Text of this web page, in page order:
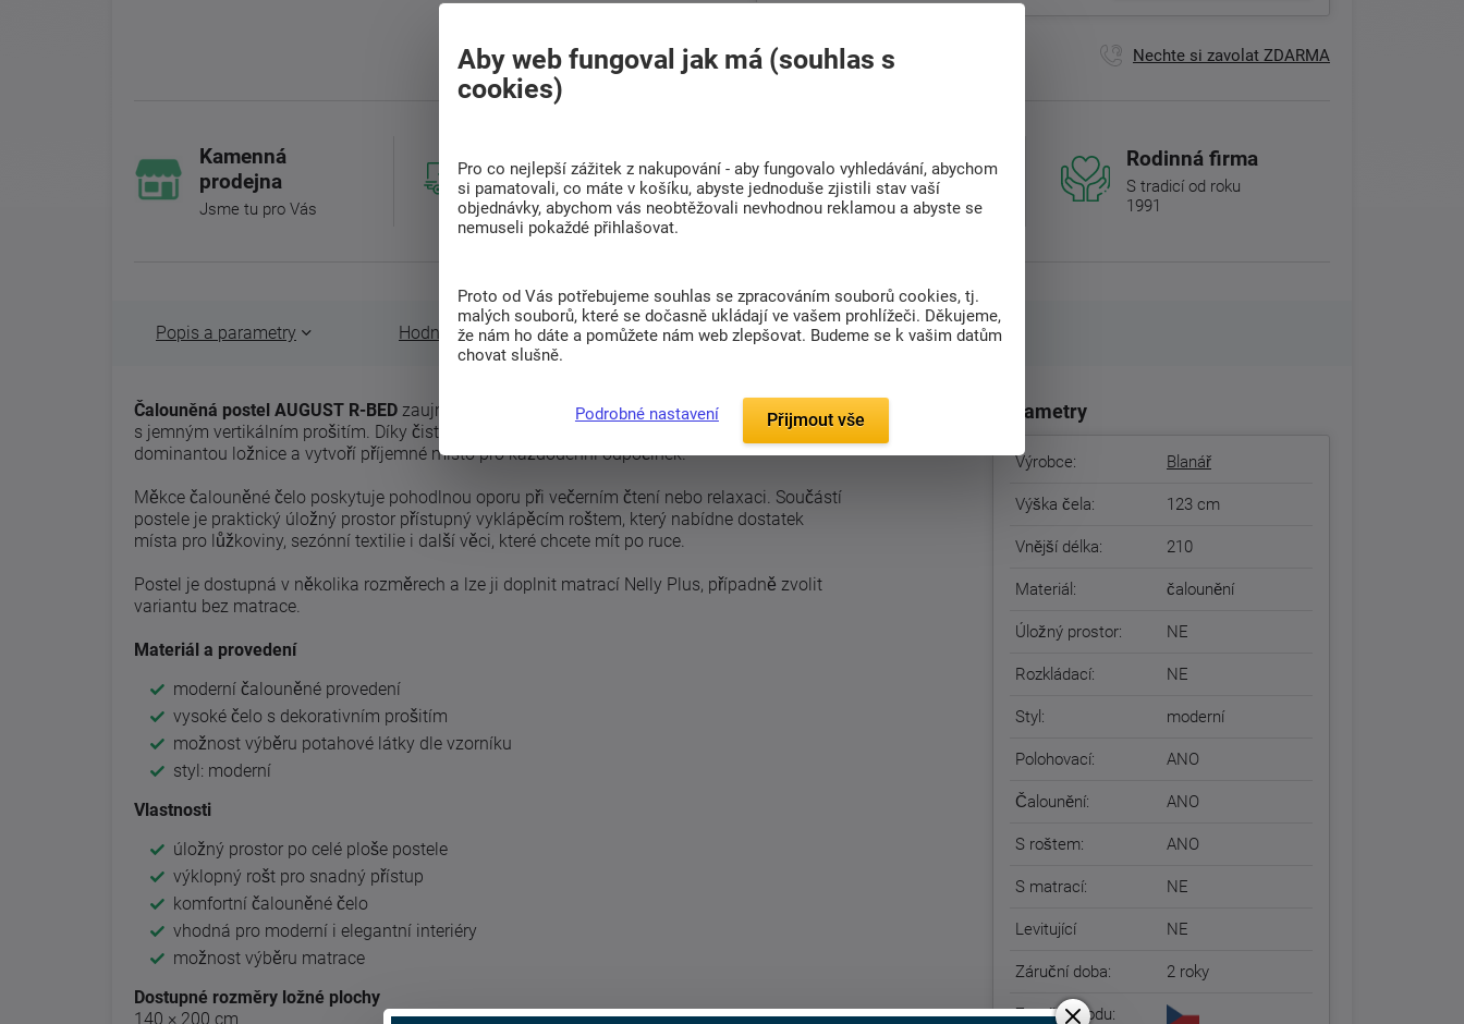
+420511 146 748
Po-Pá 8:00 - 17:00 hod.
Nechte si zavolat ZDARMA
Kamenná
prodejna
Jsme tu pro Vás
ZDARMA
Při nákupu nad 6 000
Kč
Rádi poradíme s
výběrem
Najděte vhodnou matraci
Rodinná firma
S tradicí od roku
1991
Popis a parametry Hodnocení (0)
Čalouněná postel AUGUST R-BED zaujme elegantním vzhledem a výrazným vysokým čelem
s jemným vertikálním prošitím. Díky čistým liniím a modernímu designu se snadno stane
dominantou ložnice a vytvoří příjemné místo pro každodenní odpočinek.
Měkce čalouněné čelo poskytuje pohodlnou oporu při večerním čtení nebo relaxaci. Součástí
postele je praktický úložný prostor přístupný vyklápěcím roštem, který nabídne dostatek
místa pro lůžkoviny, sezónní textilie i další věci, které chcete mít po ruce.
Postel je dostupná v několika rozměrech a lze ji doplnit matrací Nelly Plus, případně zvolit
variantu bez matrace.
Materiál a provedení
moderní čalouněné provedení
vysoké čelo s dekorativním prošitím
možnost výběru potahové látky dle vzorníku
styl: moderní
Vlastnosti
úložný prostor po celé ploše postele
výklopný rošt pro snadný přístup
komfortní čalouněné čelo
vhodná pro moderní i elegantní interiéry
možnost výběru matrace
Dostupné rozměry ložné plochy
140 × 200 cm
Parametry
Výrobce: Blanář
Výška čela: 123 cm
Vnější délka: 210
Materiál: čalounění
Úložný prostor: NE
Rozkládací: NE
Styl: moderní
Polohovací: ANO
Čalounění: ANO
S roštem: ANO
S matrací: NE
Levitující NE
Záruční doba: 2 roky
Země původu:
Aby web fungoval jak má (souhlas s
cookies)
Pro co nejlepší zážitek z nakupování - aby fungovalo vyhledávání, abychom
si pamatovali, co máte v košíku, abyste jednoduše zjistili stav vaší
objednávky, abychom vás neobtěžovali nevhodnou reklamou a abyste se
nemuseli pokaždé přihlašovat.
Proto od Vás potřebujeme souhlas se zpracováním souborů cookies, tj.
malých souborů, které se dočasně ukládají ve vašem prohlížeči. Děkujeme,
že nám ho dáte a pomůžete nám web zlepšovat. Budeme se k vašim datům
chovat slušně.
Podrobné nastavení Přijmout vše